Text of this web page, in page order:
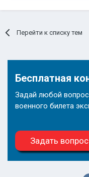
Перейти к списку тем
Бесплатная
Задай любой
военного билета
Задать вопрос